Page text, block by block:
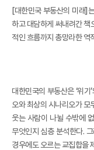
[대한민국 부동산의 미래]
하고 대담하게 써내려간 책
적인 흐름까지 총망라한 역
대한민국의 부동산은 ‘위기
오와 최상의 시나리오가 모
웃는 사람이 나뉠 수밖에
무엇인지 심층 분석한다.
경우에도 오르는 교집합을